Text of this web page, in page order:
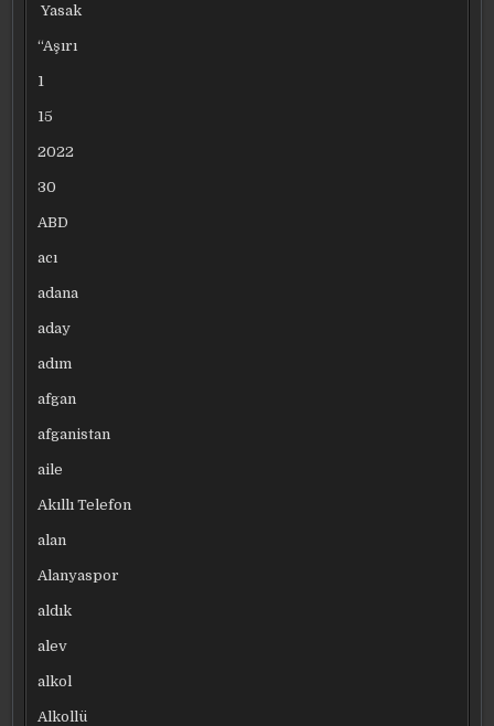
Yasak
“Aşırı
1
15
2022
30
ABD
acı
adana
aday
adım
afgan
afganistan
aile
Akıllı Telefon
alan
Alanyaspor
aldık
alev
alkol
Alkollü